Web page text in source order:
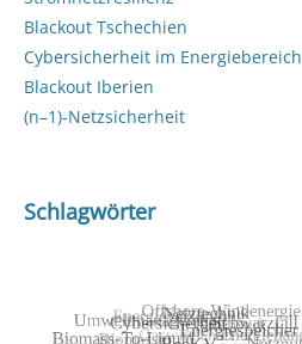
Blackout Tschechien
Cybersicherheit im Energiebereich
Blackout Iberien
(n–1)-Netzsicherheit
Schlagwörter